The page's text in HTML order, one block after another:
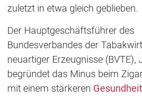
zuletzt in etwa gleich geblieben.
Der Hauptgeschäftsführer des
Bundesverbandes der
neuartiger Erzeugnisse (BVTE),
begründet das Minus beim
mit einem stärkeren